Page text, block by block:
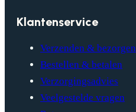
Klantenservice
Verzenden & bezorgen
Bestellen & betalen
Verzorgingsadvies
Veelgestelde vragen